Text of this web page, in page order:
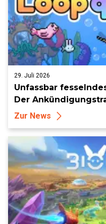
29. Juli 2026
Unfassbar
Der
Zur News